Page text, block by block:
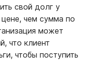
свой долг у
чем сумма по
может
что клиент
чтобы поступить